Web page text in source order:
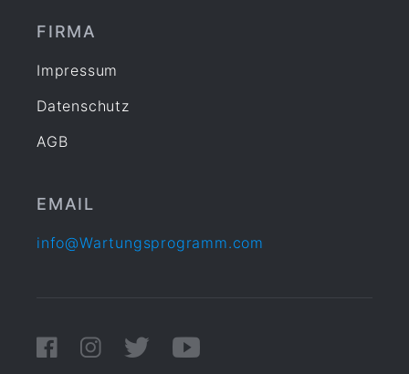
FIRMA
Impressum
Datenschutz
AGB
EMAIL
info@Wartungsprogramm.com